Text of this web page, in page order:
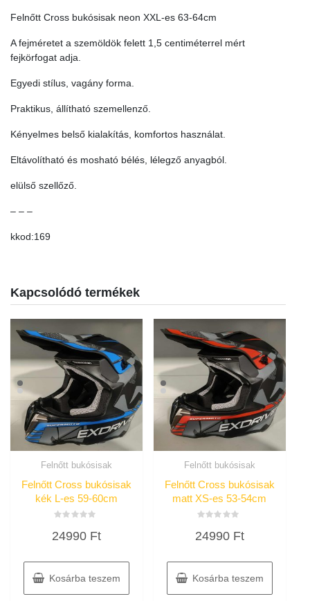
Felnőtt Cross bukósisak neon XXL-es 63-64cm
A fejméretet a szemöldök felett 1,5 centiméterrel mért
fejkörfogat adja.
Egyedi stílus, vagány forma.
Praktikus, állítható szemellenző.
Kényelmes belső kialakítás, komfortos használat.
Eltávolítható és mosható bélés, lélegző anyagból.
elülső szellőző.
– – –
kkod:169
Kapcsolódó termékek
Felnőtt bukósisak
Felnőtt Cross bukósisak
kék L-es 59-60cm
0
24990 Ft
Kosárba teszem
Felnőtt bukósisak
Felnőtt Cross bukósisak
matt XS-es 53-54cm
0
24990 Ft
Kosárba teszem